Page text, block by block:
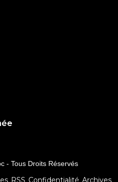
- Tous Droits Réservés
RSS Confidentialité Archives